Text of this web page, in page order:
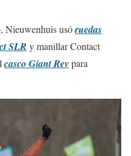
Nieuwenhuis usóruedas
SLR y manillar Contact
casco Giant Revpara